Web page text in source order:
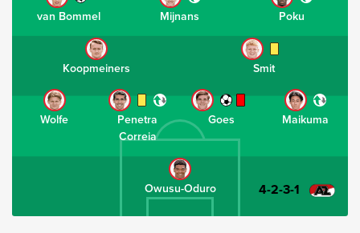
Owusu-Oduro
Maikuma
Goes
Penetra
Correia
Wolfe
Smit
Koopmeiners
Poku
Mijnans
van Bommel
4-2-3-1